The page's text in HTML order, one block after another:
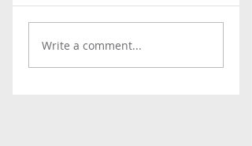
Write a comment...